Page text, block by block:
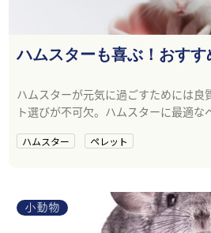
ハムスターも喜ぶ！おすす
ハムスターが元気に過ごすためには良
ト選びが不可欠。ハムスターに最適な
ハムスター ペレット
小動物